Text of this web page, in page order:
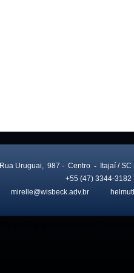
Rua Uruguai, 987 - Centro - Itajaí / SC
+55 (47) 3344-3182
mirelle@wisbeck.adv.br